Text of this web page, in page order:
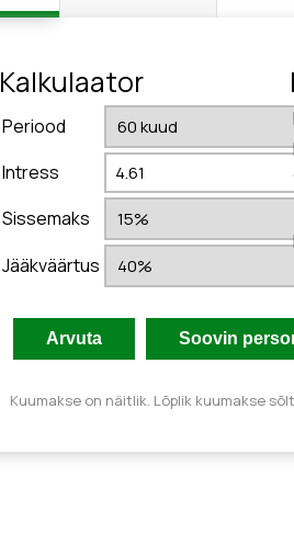
Kalkulaator
Periood
Intress
Sissemaks
Jääkväärtus
Kuumakse on näitlik. Lõplik kuumakse